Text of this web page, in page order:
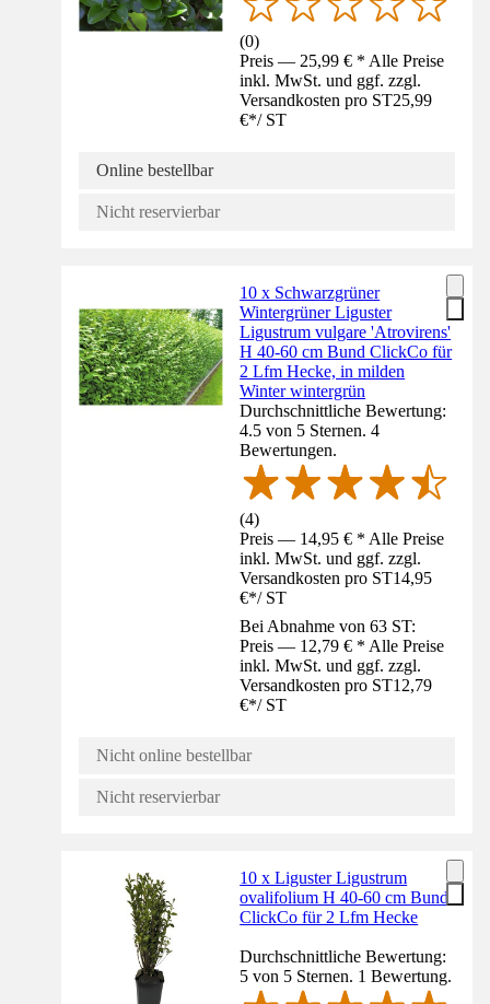
(0)
Preis — 25,99 € * Alle Preise
inkl. MwSt. und ggf. zzgl.
Versandkosten pro ST25,99
€*/ ST
Online bestellbar
Nicht reservierbar
10 x Schwarzgrüner
Wintergrüner Liguster
Ligustrum vulgare 'Atrovirens'
H 40-60 cm Bund ClickCo für
2 Lfm Hecke, in milden
Winter wintergrün
Durchschnittliche Bewertung:
4.5 von 5 Sternen. 4
Bewertungen.
(4)
Preis — 14,95 € * Alle Preise
inkl. MwSt. und ggf. zzgl.
Versandkosten pro ST14,95
€*/ ST
Bei Abnahme von 63 ST:
Preis — 12,79 € * Alle Preise
inkl. MwSt. und ggf. zzgl.
Versandkosten pro ST12,79
€*/ ST
Nicht online bestellbar
Nicht reservierbar
10 x Liguster Ligustrum
ovalifolium H 40-60 cm Bund
ClickCo für 2 Lfm Hecke
Durchschnittliche Bewertung:
5 von 5 Sternen. 1 Bewertung.